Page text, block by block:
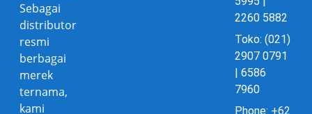
Sebagai
distributor
resmi
berbagai
merek
ternama,
kami
2260 5882
Toko: (021)
2907 0791
| 6586
7960
Phone: +62